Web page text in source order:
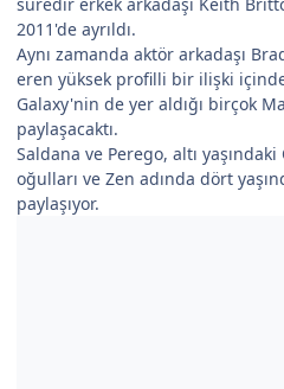
2011'de ayrıldı.
Aynı zamanda aktör arkadaşı
eren yüksek profilli bir ilişki
Galaxy'nin de yer aldığı birçok
paylaşacaktı.
Saldana ve Perego, altı
oğulları ve Zen adında dört
paylaşıyor.